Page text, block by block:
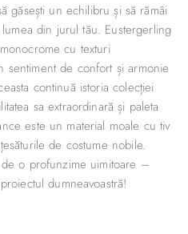
găsești un echilibru și să rămâi
din jurul tău. Eustergerling
cu texturi
sentiment de confort și armonie
continuă istoria colecției
sa extraordinară și paleta
este un material moale cu tiv
de costume nobile.
o profunzime uimitoare –
dumneavoastră!